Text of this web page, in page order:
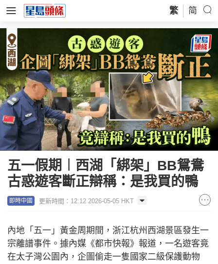
繁 简
五一假期︱西湖「綁架」BB鴛鴦
古惑遊客斷正辯稱：是我買的鴨
即時中國 更新時間：12:12 2026-05-05 HKT
內地「五一」黃金周期間，浙江杭州西湖景區發生一
宗離譜事件。據內媒《都市快報》報道，一名遊客竟
在太子灣公園內，企圖偷走一隻國家二級保護動物